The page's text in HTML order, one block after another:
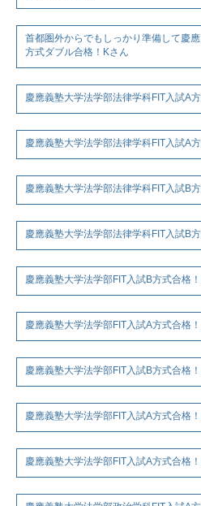
首都圏外からでもしっかり準備して慶
方式ダブル合格！Kさん
慶應義塾大学法学部法律学科FIT入試A
慶應義塾大学法学部法律学科FIT入試A
慶應義塾大学法学部法律学科FIT入試B
慶應義塾大学法学部法律学科FIT入試B
慶應義塾大学法学部FIT入試B方式合格
慶應義塾大学法学部FIT入試A方式合格
慶應義塾大学法学部FIT入試B方式合格
慶應義塾大学法学部FIT入試A方式合格
慶應義塾大学法学部FIT入試A方式合格